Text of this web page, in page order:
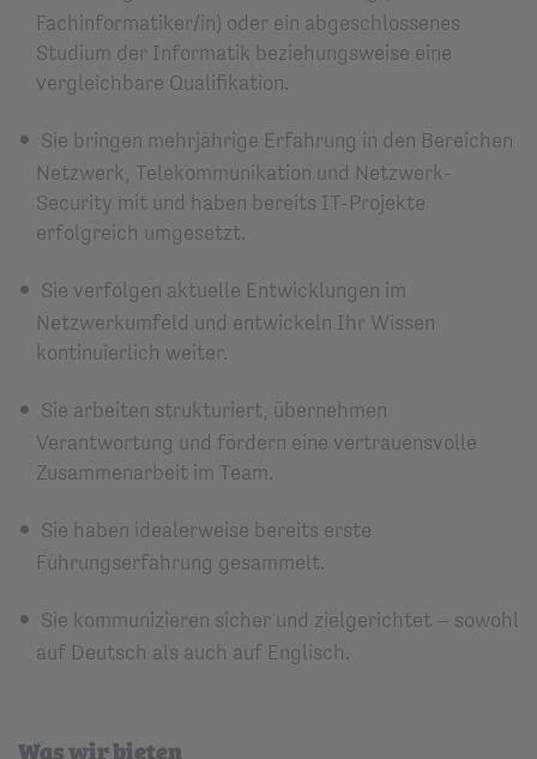
Fachinformatiker/in) oder ein abgeschlossenes
Studium der Informatik beziehungsweise eine
vergleichbare Qualifikation.
Sie bringen mehrjährige Erfahrung in den Bereichen
Netzwerk, Telekommunikation und Netzwerk-
Security mit und haben bereits IT-Projekte
erfolgreich umgesetzt.
Sie verfolgen aktuelle Entwicklungen im
Netzwerkumfeld und entwickeln Ihr Wissen
kontinuierlich weiter.
Sie arbeiten strukturiert, übernehmen
Verantwortung und fördern eine vertrauensvolle
Zusammenarbeit im Team.
Sie haben idealerweise bereits erste
Führungserfahrung gesammelt.
Sie kommunizieren sicher und zielgerichtet – sowohl
auf Deutsch als auch auf Englisch.
Was wir bieten